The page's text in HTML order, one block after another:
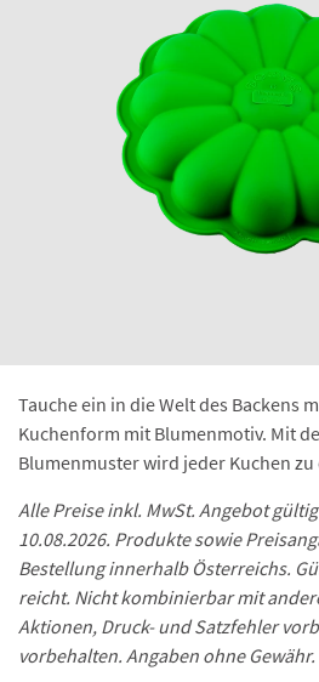
Tauche ein in die Welt des Backens
Kuchenform mit Blumenmotiv. Mit
Blumenmuster wird jeder Kuchen
Alle Preise inkl. MwSt. Angebot
10.08.2026. Produkte sowie
Bestellung innerhalb Österreichs.
reicht. Nicht kombinierbar mit
Aktionen, Druck- und Satzfehler
vorbehalten. Angaben ohne Gewähr.